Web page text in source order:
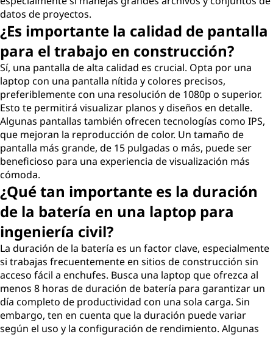
c
i
ó
n
e
i
n
g
e
n
i
e
r
datos de proyectos.
¿Es importante la calidad de pantalla
para el trabajo en construcción?
Sí, una pantalla de alta calidad es crucial. Opta por una
laptop con una pantalla nítida y colores precisos,
preferiblemente con una resolución de 1080p o superior.
Esto te permitirá visualizar planos y diseños en detalle.
Algunas pantallas también ofrecen tecnologías como IPS,
que mejoran la reproducción de color. Un tamaño de
pantalla más grande, de 15 pulgadas o más, puede ser
beneficioso para una experiencia de visualización más
cómoda.
¿Qué tan importante es la duración
de la batería en una laptop para
ingeniería civil?
La duración de la batería es un factor clave, especialmente
si trabajas frecuentemente en sitios de construcción sin
acceso fácil a enchufes. Busca una laptop que ofrezca al
menos 8 horas de duración de batería para garantizar un
día completo de productividad con una sola carga. Sin
embargo, ten en cuenta que la duración puede variar
según el uso y la configuración de rendimiento. Algunas